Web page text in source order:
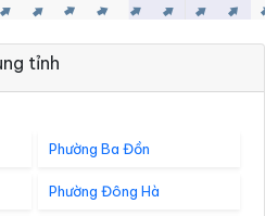
tỉnh
Phường Ba Đồn
Phường Đông Hà